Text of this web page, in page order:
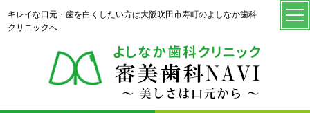
キレイな口元・歯を白くしたい方は大阪吹田市寿町のよしなか歯科
クリニックへ